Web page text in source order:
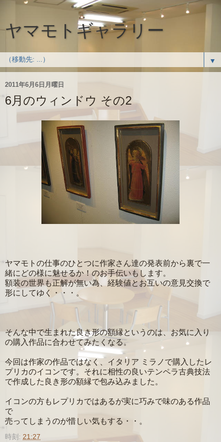
ヤマモトギャラリー
▼
2011年6月6日月曜日
6月のウィンドウ その2
ヤマモトの仕事のひとつに作家さん達の発表前から裏で一
緒にどの様に魅せるか！のお手伝いもします。
額装の世界も正解が無い為、経験値とお互いの意見交換で
形にしてゆく・・・。
そんな中で生まれた良き形の額縁というのは、お気に入り
の購入作品に合わせてみたくなる。
今回は作家の作品ではなく、イタリア ミラノで購入したレ
プリカのイコンです。それに相性の良いテンペラ古典技法
で作成した良き形の額縁で包み込みました。
イコンの方もレプリカではあるが実に巧みで味のある作品
で
売ってしまうのが惜しい気もする・・。
時刻: 21:27